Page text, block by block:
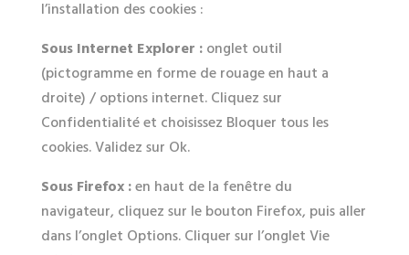
l’installation des cookies :
Sous Internet Explorer :onglet outil
(pictogramme en forme de rouage en haut a
droite) / options internet. Cliquez sur
Confidentialité et choisissez Bloquer tous les
cookies. Validez sur Ok.
Sous Firefox :en haut de la fenêtre du
navigateur, cliquez sur le bouton Firefox, puis aller
dans l’onglet Options. Cliquer sur l’onglet Vie